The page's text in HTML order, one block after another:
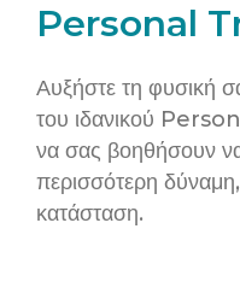
Personal
Αυξήστε τη φυσική
του ιδανικού
να σας βοηθήσουν να
περισσότερη
κατάσταση.